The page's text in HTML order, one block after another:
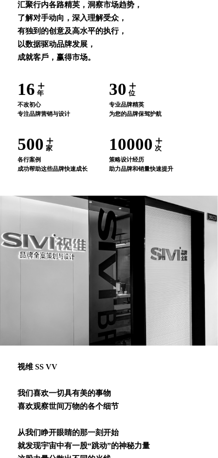
汇聚⾏内各路精英，洞察市场趋势，
了解对⼿动向，深⼊理解受众，
有独到的创意及⾼⽔平的执⾏，
以数据驱动品牌发展，
成就客⼾，赢得市场。
16 年
不改初⼼
专注品牌营销与设计
30 位
专业品牌精英
为您的品牌保驾护航
500 家
各⾏案例
成功帮助这些品牌快速成⻓
10000 次
策略设计经历
助⼒品牌和销量快速提升
视维 SS VV
我们喜欢⼀切具有美的事物
喜欢观察世间万物的各个细节
从我们睁开眼睛的那⼀刻开始
就发现宇宙中有⼀股“跳动”的神秘⼒量